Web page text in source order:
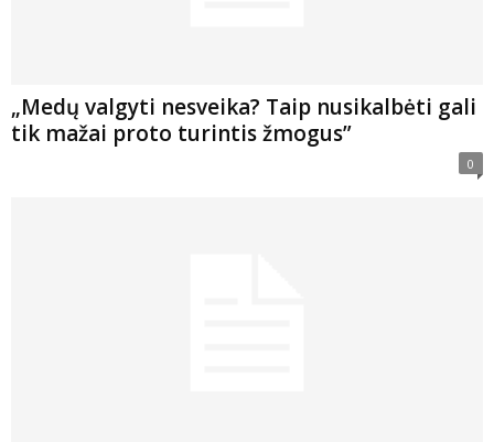
„Medų valgyti nesveika? Taip nusikalbėti gali
tik mažai proto turintis žmogus”
0